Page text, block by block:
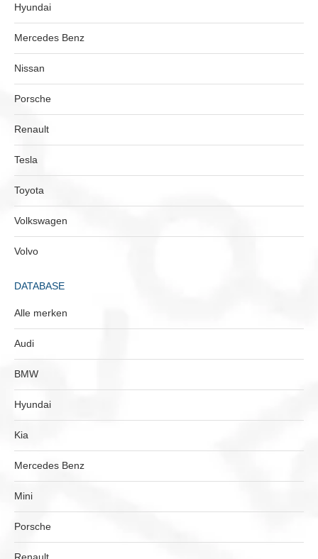
Hyundai
Mercedes Benz
Nissan
Porsche
Renault
Tesla
Toyota
Volkswagen
Volvo
DATABASE
Alle merken
Audi
BMW
Hyundai
Kia
Mercedes Benz
Mini
Porsche